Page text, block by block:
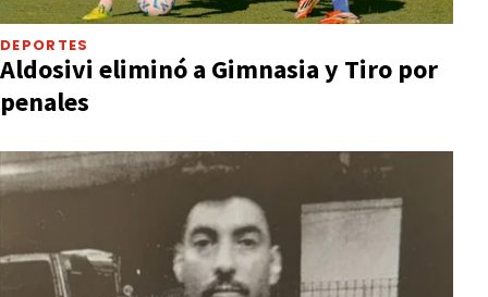
DEPORTES
Aldosivi eliminó a Gimnasia y Tiro por
penales